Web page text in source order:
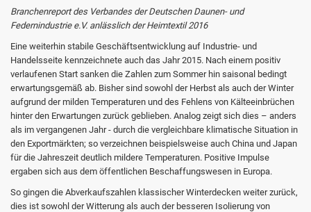
Branchenreport des Verbandes der Deutschen Daunen- und
Federnindustrie e.V. anlässlich der Heimtextil 2016
Eine weiterhin stabile Geschäftsentwicklung auf Industrie- und
Handelsseite kennzeichnete auch das Jahr 2015. Nach einem positiv
verlaufenen Start sanken die Zahlen zum Sommer hin saisonal bedingt
erwartungsgemäß ab. Bisher sind sowohl der Herbst als auch der Winter
aufgrund der milden Temperaturen und des Fehlens von Kälteeinbrüchen
hinter den Erwartungen zurück geblieben. Analog zeigt sich dies – anders
als im vergangenen Jahr - durch die vergleichbare klimatische Situation in
den Exportmärkten; so verzeichnen beispielsweise auch China und Japan
für die Jahreszeit deutlich mildere Temperaturen. Positive Impulse
ergaben sich aus dem öffentlichen Beschaffungswesen in Europa.
So gingen die Abverkaufszahlen klassischer Winterdecken weiter zurück,
dies ist sowohl der Witterung als auch der besseren Isolierung von